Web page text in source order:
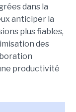
dans la
anticiper la
plus fiables,
des
productivité